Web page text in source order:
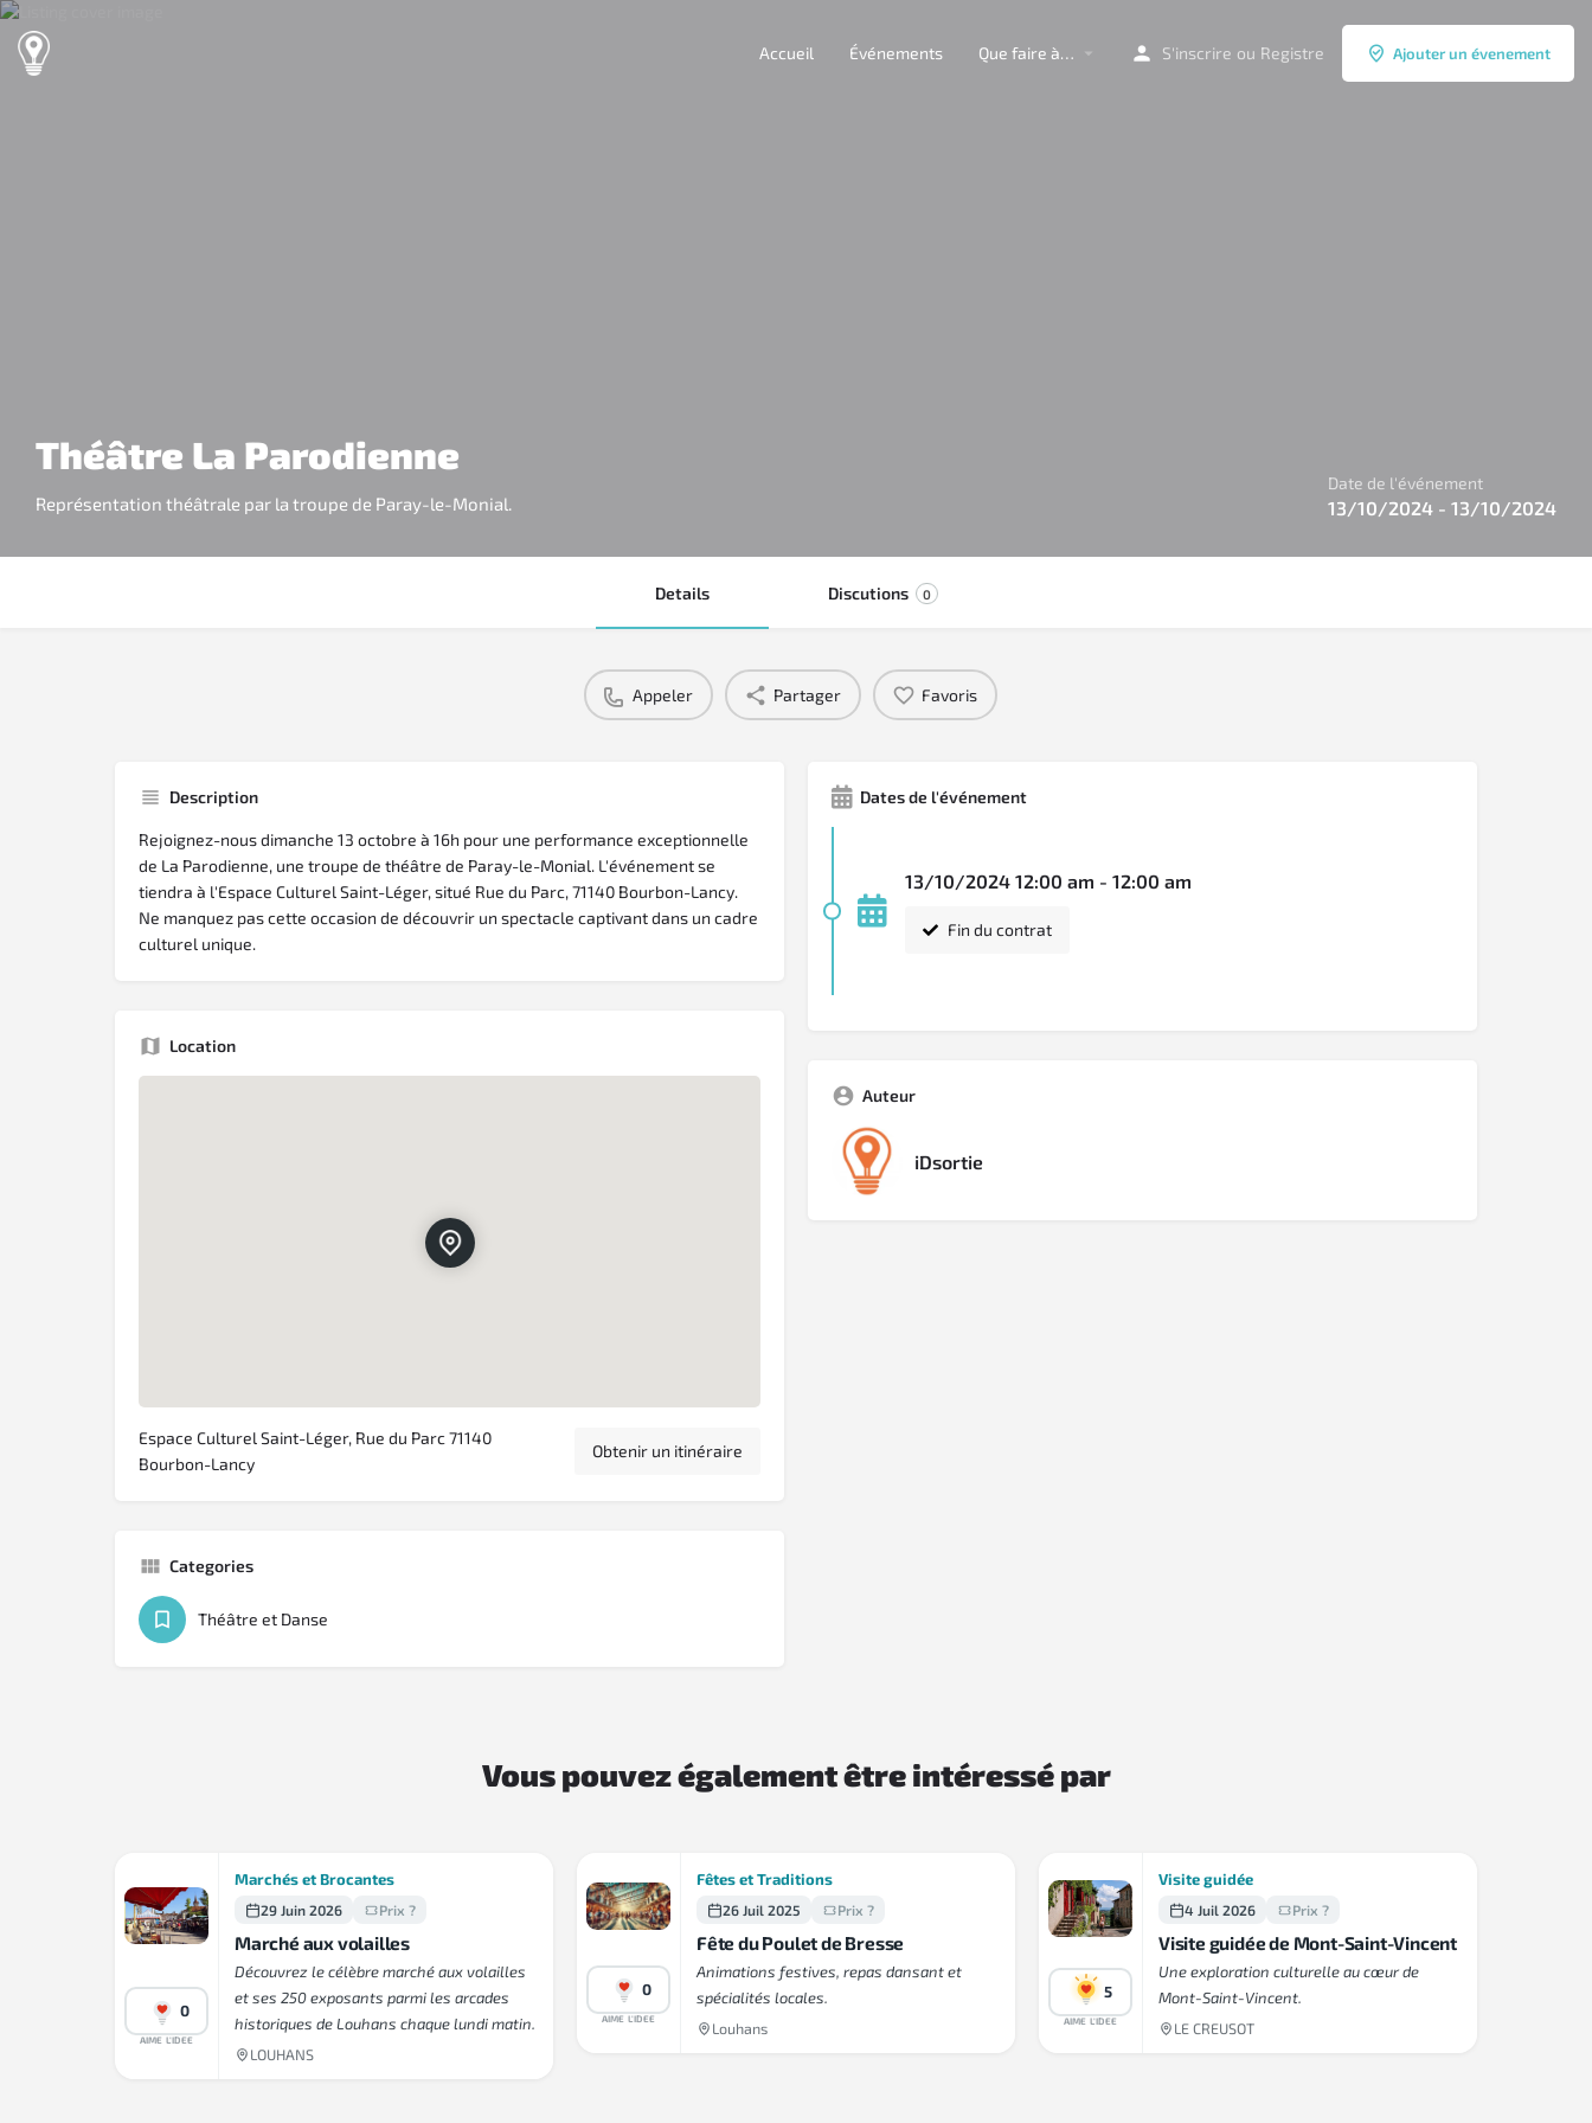
Accueil Événements Que faire à… S'inscrire ou Registre Ajouter un évenement
Théâtre La Parodienne
Représentation théâtrale par la troupe de Paray-le-Monial.
Date de l'événement
13/10/2024 - 13/10/2024
Details Discutions 0
Appeler Partager Favoris
Description
Rejoignez-nous dimanche 13 octobre à 16h pour une performance exceptionnelle
de La Parodienne, une troupe de théâtre de Paray-le-Monial. L'événement se
tiendra à l'Espace Culturel Saint-Léger, situé Rue du Parc, 71140 Bourbon-Lancy.
Ne manquez pas cette occasion de découvrir un spectacle captivant dans un cadre
culturel unique.
Location
Espace Culturel Saint-Léger, Rue du Parc 71140
Bourbon-Lancy
Obtenir un itinéraire
Categories
Théâtre et Danse
Dates de l'événement
13/10/2024 12:00 am - 12:00 am
Fin du contrat
Auteur
iDsortie
Vous pouvez également être intéressé par
0
AIME L'IDEE
Marchés et Brocantes
29 Juin 2026 Prix ?
Marché aux volailles
Découvrez le célèbre marché aux volailles
et ses 250 exposants parmi les arcades
historiques de Louhans chaque lundi matin.
LOUHANS
0
AIME L'IDEE
Fêtes et Traditions
26 Juil 2025 Prix ?
Fête du Poulet de Bresse
Animations festives, repas dansant et
spécialités locales.
Louhans
5
AIME L'IDEE
Visite guidée
4 Juil 2026 Prix ?
Visite guidée de Mont-Saint-Vincent
Une exploration culturelle au cœur de
Mont-Saint-Vincent.
LE CREUSOT